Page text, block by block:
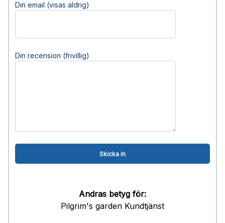
Din email (visas aldrig)
Din recension (frivillig)
Andras betyg för:
Pilgrim's garden Kundtjänst